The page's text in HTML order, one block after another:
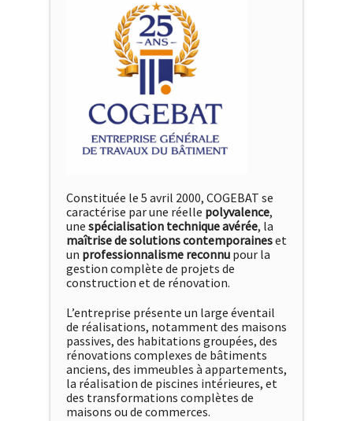
Constituée le 5 avril 2000, COGEBAT se
caractérise par une réelle polyvalence,
une spécialisation technique avérée, la
maîtrise de solutions contemporaineset
un professionnalisme reconnu pour la
gestion complète de projets de
construction et de rénovation.
L’entreprise présente un large éventail
de réalisations, notamment des maisons
passives, des habitations groupées, des
rénovations complexes de bâtiments
anciens, des immeubles à appartements,
la réalisation de piscines intérieures, et
des transformations complètes de
maisons ou de commerces.